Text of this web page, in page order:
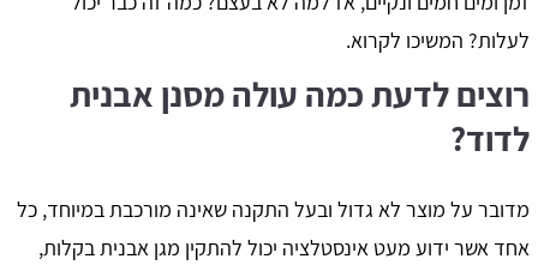
לעלות? המשיכו לקרוא.
רוצים לדעת כמה עולה מסנן אבנית
לדוד?
מדובר על מוצר לא גדול ובעל התקנה שאינה מורכבת במיוחד, כל
אחד אשר ידוע מעט אינסטלציה יכול להתקין מגן אבנית בקלות,